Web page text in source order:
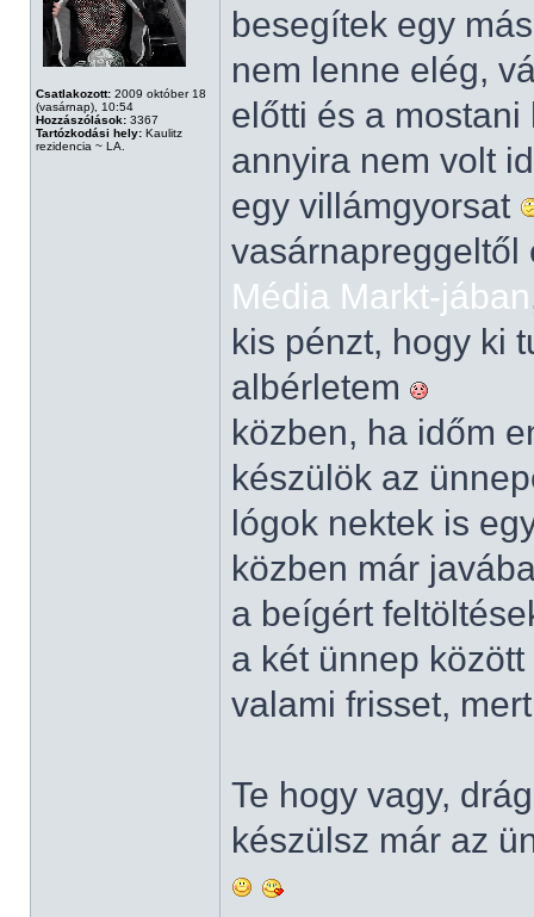
Csatlakozott: 2009 október 18
(vasárnap), 10:54
Hozzászólások: 3367
Tartózkodási hely: Kaulitz
rezidencia ~ LA.
besegítek egy
nem lenne elég,
előtti és a
annyira nem volt
egy villámgyorsat
vasárnapreggeltől
Média Markt-jában
kis pénzt, hogy ki
albérletem
közben, ha időm
készülök az
lógok nektek is
közben már
a beígért
a két ünnep
valami frisset,
Te hogy vagy,
készülsz már az